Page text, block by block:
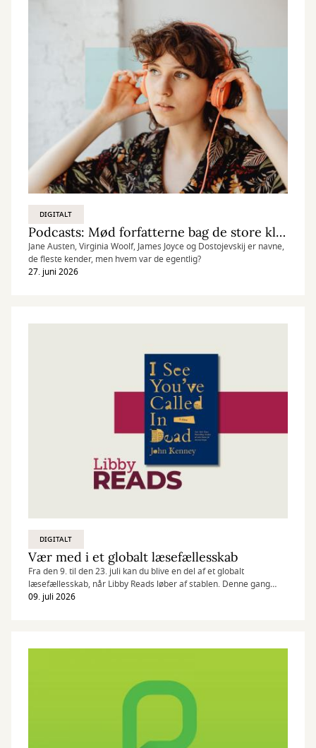
DIGITALT
Podcasts: Mød forfatterne bag de store klassikere
Jane Austen, Virginia Woolf, James Joyce og Dostojevskij er navne,
de fleste kender, men hvem var de egentlig?
27. juni 2026
DIGITALT
Vær med i et globalt læsefællesskab
Fra den 9. til den 23. juli kan du blive en del af et globalt
læsefællesskab, når Libby Reads løber af stablen. Denne gang
læser vi "I See You've Called in Dead" af den amerikanske
09. juli 2026